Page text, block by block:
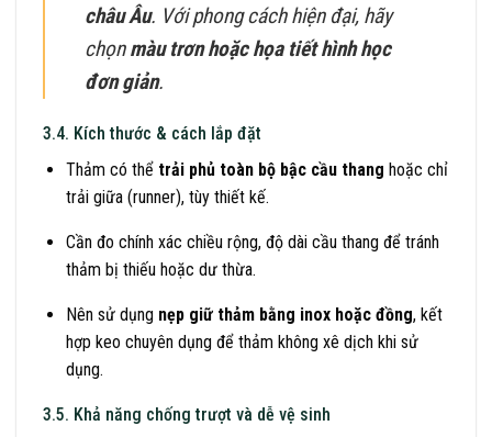
châu Âu. Với phong cách hiện đại, hãy
chọnmàu trơn hoặc họa tiết hình học
đơn giản.
3.4. Kích thước & cách lắp đặt
Thảm có thể trải phủ toàn bộ bậc cầu thang hoặc chỉ
trải giữa (runner), tùy thiết kế.
Cần đo chính xác chiều rộng, độ dài cầu thang để tránh
thảm bị thiếu hoặc dư thừa.
Nên sử dụng nẹp giữ thảm bằng inox hoặc đồng, kết
hợp keo chuyên dụng để thảm không xê dịch khi sử
dụng.
3.5. Khả năng chống trượt và dễ vệ sinh